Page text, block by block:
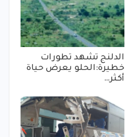
الدلنج تشهد تطورات
خطيرة:الحلو يعرض حياة
أكثر…